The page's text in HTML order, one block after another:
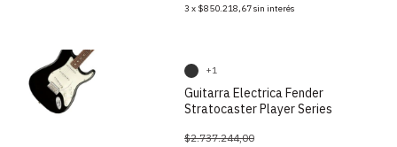
3 x $850.218,67sin interés
Guitarra Electrica Fender
Stratocaster Player Series
$2.737.244,00
+1